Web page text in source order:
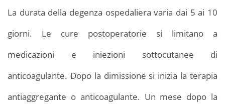
La durata della degenza ospedaliera varia dai 5 ai 10
giorni. Le cure postoperatorie si limitano a
medicazioni e iniezioni sottocutanee di
anticoagulante. Dopo la dimissione si inizia la terapia
antiaggregante o anticoagulante. Un mese dopo la